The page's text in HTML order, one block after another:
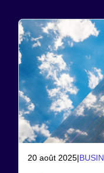
20 août 2025|